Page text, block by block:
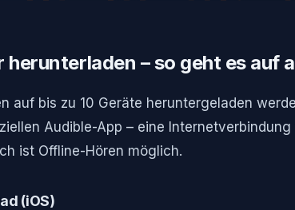
– so geht es auf
auf bis zu 10 Geräte heruntergeladen
Audible-App – eine Internetverbindung
ist Offline-Hören möglich.
(iOS)